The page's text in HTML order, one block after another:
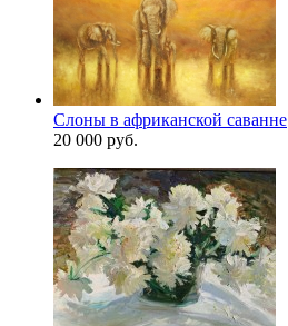
Слоны в африканской саванне
20 000 руб.